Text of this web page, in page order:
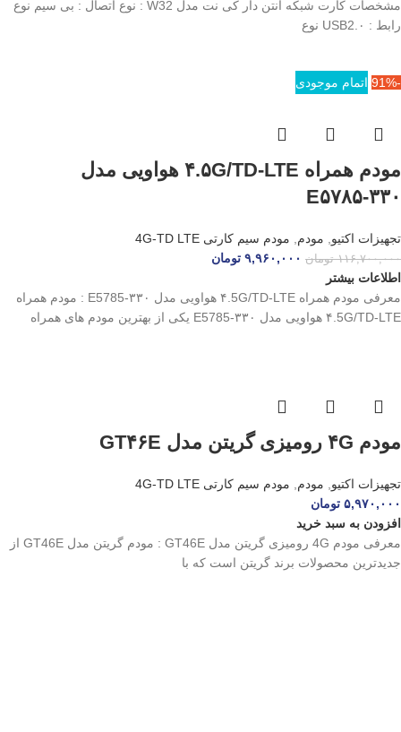
مشخصات کارت شبکه آنتن دار کی نت مدل W32 : نوع اتصال : بی سیم نوع
رابط : USB2.۰ نوع
-91% اتمام موجودی
مودم همراه ۴.۵G/TD-LTE هواویی مدل
E۵۷۸۵-۳۳۰
تجهیزات اکتیو مودم مودم سیم کارتی 4G-TD LTE
۱۱۶,۷۰۰,۰۰۰ تومان ۹,۹۶۰,۰۰۰ تومان
اطلاعات بیشتر
معرفی مودم همراه ۴.5G/TD-LTE هواویی مدل E5785-۳۳۰ : مودم همراه
۴.5G/TD-LTE هواویی مدل E5785-۳۳۰ یکی از بهترین مودم های همراه
مودم ۴G رومیزی گریتن مدل GT۴۶E
تجهیزات اکتیو مودم
مودم سیم کارتی 4G-TD LTE
۵,۹۷۰,۰۰۰ تومان
افزودن به سبد خرید
معرفی مودم 4G رومیزی گریتن مدل GT46E : مودم گریتن مدل GT46E از
جدیدترین محصولات برند گریتن است که با